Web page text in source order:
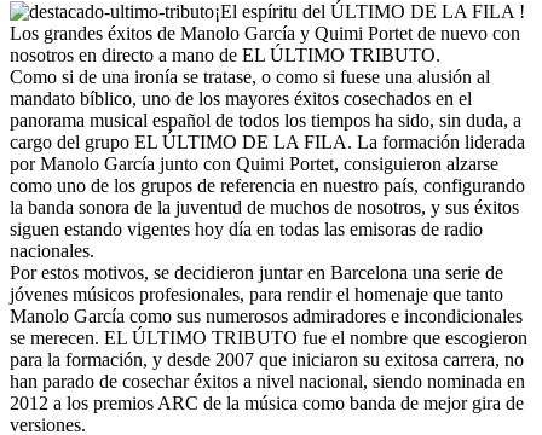
¡El espíritu del ÚLTIMO DE LA FILA !
Los grandes éxitos de Manolo García y Quimi Portet de nuevo con
nosotros en directo a mano de EL ÚLTIMO TRIBUTO.
Como si de una ironía se tratase, o como si fuese una alusión al
mandato bíblico, uno de los mayores éxitos cosechados en el
panorama musical español de todos los tiempos ha sido, sin duda, a
cargo del grupo EL ÚLTIMO DE LA FILA. La formación liderada
por Manolo García junto con Quimi Portet, consiguieron alzarse
como uno de los grupos de referencia en nuestro país, configurando
la banda sonora de la juventud de muchos de nosotros, y sus éxitos
siguen estando vigentes hoy día en todas las emisoras de radio
nacionales.
Por estos motivos, se decidieron juntar en Barcelona una serie de
jóvenes músicos profesionales, para rendir el homenaje que tanto
Manolo García como sus numerosos admiradores e incondicionales
se merecen. EL ÚLTIMO TRIBUTO fue el nombre que escogieron
para la formación, y desde 2007 que iniciaron su exitosa carrera, no
han parado de cosechar éxitos a nivel nacional, siendo nominada en
2012 a los premios ARC de la música como banda de mejor gira de
versiones.